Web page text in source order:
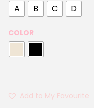
A B C D
COLOR
Add to My Favourite